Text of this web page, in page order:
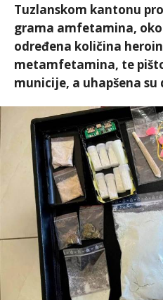
Tuzlanskom kantonu
grama amfetamina,
određena količina
metamfetamina, te
municije, a uhapšena su